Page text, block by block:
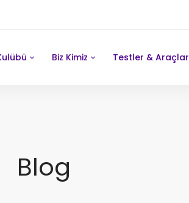
Biz Kimiz Testler & Araçlar
Blog